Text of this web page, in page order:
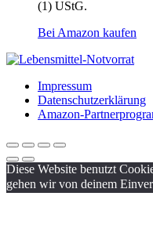
(1) UStG.
Bei Amazon kaufen
Impressum
Datenschutzerklärung
Amazon-
Diese Website benutzt
gehen wir von deinem